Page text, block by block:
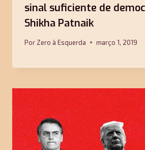
sinal suficiente de
Shikha Patnaik
Por Zero à Esquerda março 1, 2019